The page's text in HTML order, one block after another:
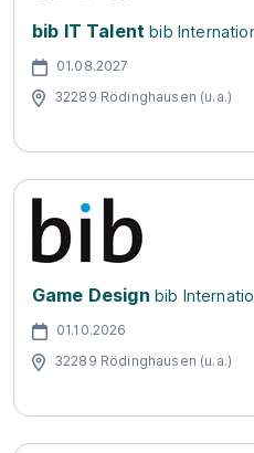
bib IT Talent bib
01.08.2027
32289 Rödinghausen (u.a.)
Game Design bib
01.10.2026
32289 Rödinghausen (u.a.)